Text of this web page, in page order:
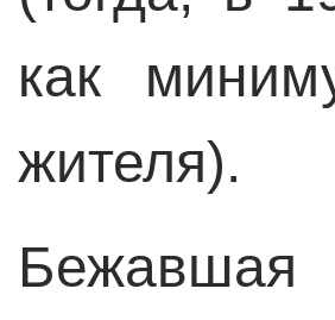
как
жителя).